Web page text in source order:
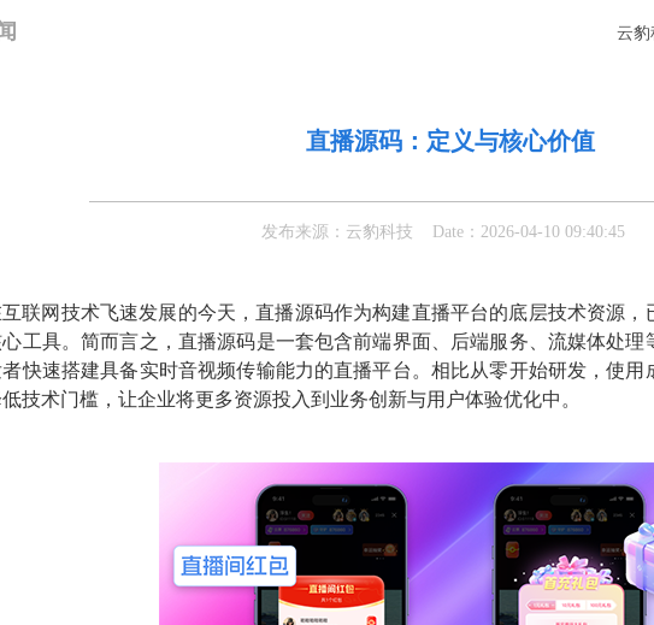
云豹
直播源码：定义与核心价值
发布来源：云豹科技 Date：2026-04-10 09:40:45
联网技术飞速发展的今天，直播源码作为构建直播平台的底层技术资源
工具。简而言之，直播源码是一套包含前端界面、后端服务、流媒体处
者快速搭建具备实时音视频传输能力的直播平台。相比从零开始研发，使用
技术门槛，让企业将更多资源投入到业务创新与用户体验优化中。